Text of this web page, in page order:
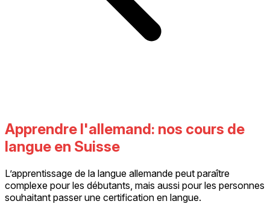
Apprendre l'allemand: nos cours de
langue en Suisse
L’apprentissage de la langue allemande peut paraître
complexe pour les débutants, mais aussi pour les personnes
souhaitant passer une certification en langue.